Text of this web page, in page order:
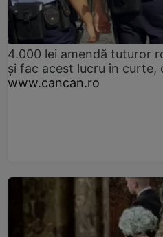
4.000 lei amendă tuturor
și fac acest lucru în curte,
www.cancan.ro